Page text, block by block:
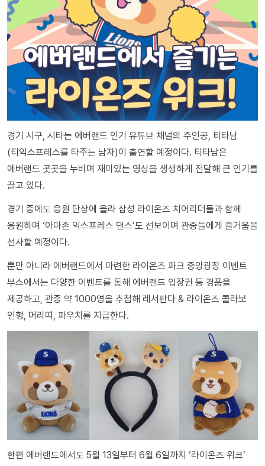
경기 시구, 시타는 에버랜드 인기 유튜브 채널의 주인공, 티타남
(티익스프레스를 타주는 남자)이 출연할 예정이다. 티타남은
에버랜드 곳곳을 누비며 재미있는 영상을 생생하게 전달해 큰 인기를
끌고 있다.
경기 중에도 응원 단상에 올라 삼성 라이온즈 치어리더들과 함께
응원하며 ‘아마존 익스프레스 댄스’도 선보이며 관중들에게 즐거움을
선사할 예정이다.
뿐만 아니라 에버랜드에서 마련한 라이온즈 파크 중앙광장 이벤트
부스에서는 다양한 이벤트를 통해 에버랜드 입장권 등 경품을
제공하고, 관중 약 1000명을 추첨해 레서판다 & 라이온즈 콜라보
인형, 머리띠, 파우치를 지급한다.
한편 에버랜드에서도 5월 13일부터 6월 6일까지 ‘라이온즈 위크’